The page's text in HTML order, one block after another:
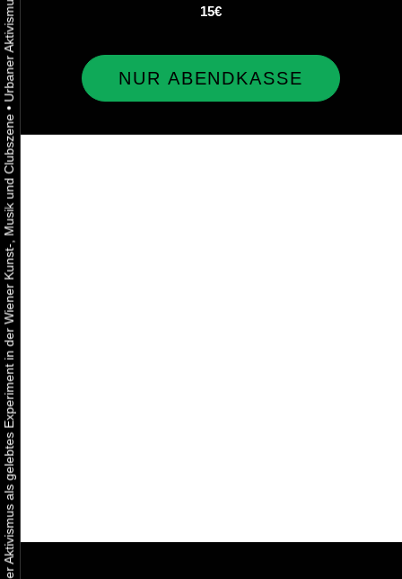
Urbaner Aktivismus als gelebtes Experiment in der Wiener Kunst-, Musik und Clubszene
•
15€
NUR ABENDKASSE